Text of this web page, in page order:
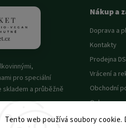
Tento web používá soubory
pro speciální
skladem a průběžně
Nákup a
Doprava a
Kontakty
Prodejna
Vrácení a
Obchodní
Ochrana